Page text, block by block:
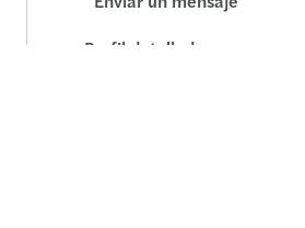
Perfil detallado